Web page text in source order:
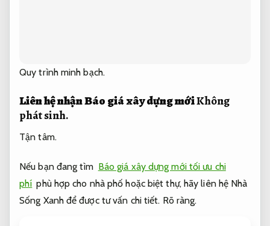
Quy trình minh bạch.
Liên hệ nhận Báo giá xây dựng mớiKhông
phát sinh.
Tận tâm.
Nếu bạn đang tìm Báo giá xây dựng mới tối ưu chi
phí phù hợp cho nhà phố hoặc biệt thự, hãy liên hệ Nhà
Sống Xanh để được tư vấn chi tiết. Rõ ràng.